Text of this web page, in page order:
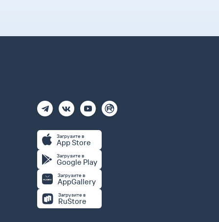
Загрузите в
App Store
Загрузите в
Google Play
Загрузите в
AppGallery
Загрузите в
RuStore